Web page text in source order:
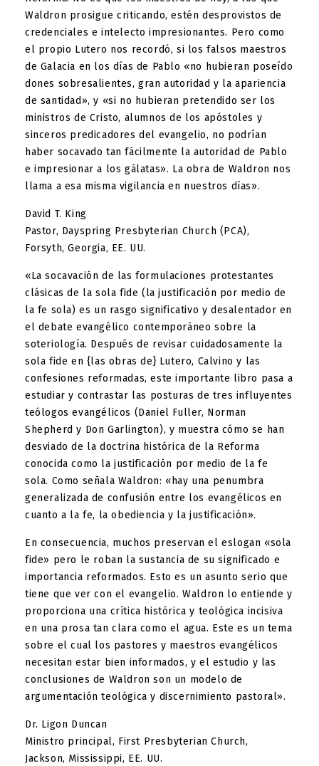
Waldron prosigue criticando, estén desprovistos de
credenciales e intelecto impresionantes. Pero como
el propio Lutero nos recordó, si los falsos maestros
de Galacia en los días de Pablo «no hubieran poseído
dones sobresalientes, gran autoridad y la apariencia
de santidad», y «si no hubieran pretendido ser los
ministros de Cristo, alumnos de los apóstoles y
sinceros predicadores del evangelio, no podrían
haber socavado tan fácilmente la autoridad de Pablo
e impresionar a los gálatas». La obra de Waldron nos
llama a esa misma vigilancia en nuestros días».
David T. King
Pastor, Dayspring Presbyterian Church (PCA),
Forsyth, Georgia, EE. UU.
«La socavación de las formulaciones protestantes
clásicas de la sola fide (la justificación por medio de
la fe sola) es un rasgo significativo y desalentador en
el debate evangélico contemporáneo sobre la
soteriología. Después de revisar cuidadosamente la
sola fide en {las obras de} Lutero, Calvino y las
confesiones reformadas, este importante libro pasa a
estudiar y contrastar las posturas de tres influyentes
teólogos evangélicos (Daniel Fuller, Norman
Shepherd y Don Garlington), y muestra cómo se han
desviado de la doctrina histórica de la Reforma
conocida como la justificación por medio de la fe
sola. Como señala Waldron: «hay una penumbra
generalizada de confusión entre los evangélicos en
cuanto a la fe, la obediencia y la justificación».
En consecuencia, muchos preservan el eslogan «sola
fide» pero le roban la sustancia de su significado e
importancia reformados. Esto es un asunto serio que
tiene que ver con el evangelio. Waldron lo entiende y
proporciona una crítica histórica y teológica incisiva
en una prosa tan clara como el agua. Este es un tema
sobre el cual los pastores y maestros evangélicos
necesitan estar bien informados, y el estudio y las
conclusiones de Waldron son un modelo de
argumentación teológica y discernimiento pastoral».
Dr. Ligon Duncan
Ministro principal, First Presbyterian Church,
Jackson, Mississippi, EE. UU.